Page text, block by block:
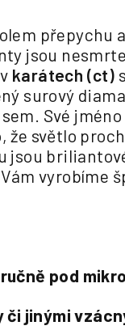
přepychu
jsou
karátech (ct)
surový
Své
že světlo
jsou
vyrobíme
pod
či jinými